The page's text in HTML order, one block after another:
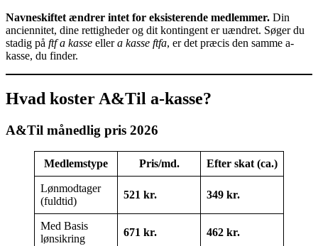
Navneskiftet ændrer intet for eksisterende medlemmer. Din
anciennitet, dine rettigheder og dit kontingent er uændret. Søger du
stadig på ftf a kasse ellera kasse ftfa, er det præcis den samme a-
kasse, du finder.
Hvad koster A&Til a-kasse?
A&Til månedlig pris 2026
Medlemstype Pris/md. Efter skat (ca.)
Lønmodtager
(fuldtid)
521 kr. 349 kr.
Med Basis
lønsikring
671 kr. 462 kr.